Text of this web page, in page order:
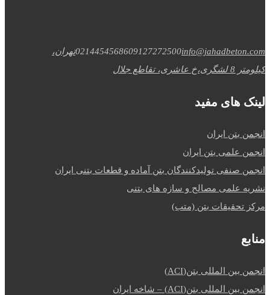
0214454568609127272500info@jahadbeton.com
تهران،
کیلومتر 8 لشگری،خ عاشری، تقاطع جلال
لینک های مفید
انجمن بتن ایران
انجمن علمی بتن ایران
انجمن صنفی تولیدکنندگان بتن آماده و قطعات بتنی ایران
نشریه علمی مصالح و سازه های بتنی
مرکز تحقیقات بتن (متب)
منابع
انجمن بین المللی بتن(ACI)
انجمن بین المللی بتن(ACI) – شاخه ایران